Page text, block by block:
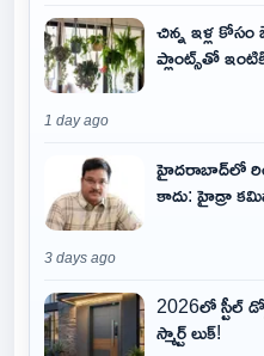
చిన్న ఇళ్ల
ప్లాంట్స్‌తో
1 day ago
హైదరాబాద్‌లో
కాదు: హైడ్రా
3 days ago
2026లో స్టీల్
స్మార్ట్ లుక్!